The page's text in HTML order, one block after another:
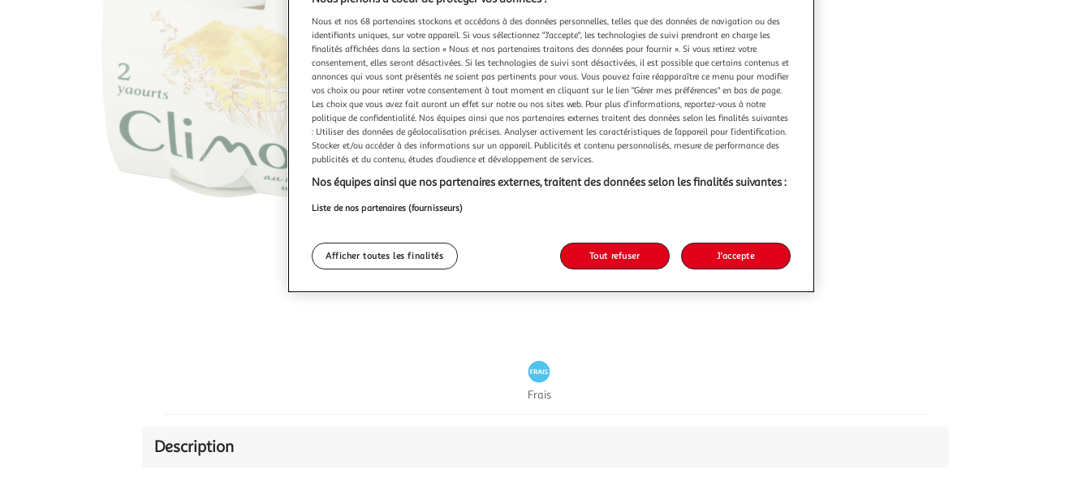
Frais
Description
Nous et nos 68 partenaires stockons et accédons à des données personnelles, telles que des données de navigation ou des
identifiants uniques, sur votre appareil. Si vous sélectionnez "J'accepte", les technologies de suivi prendront en charge les
finalités affichées dans la section « Nous et nos partenaires traitons des données pour fournir ». Si vous retirez votre
consentement, elles seront désactivées. Si les technologies de suivi sont désactivées, il est possible que certains contenus et
annonces qui vous sont présentés ne soient pas pertinents pour vous. Vous pouvez faire réapparaître ce menu pour modifier
vos choix ou pour retirer votre consentement à tout moment en cliquant sur le lien "Gérer mes préférences" en bas de page.
Les choix que vous avez fait auront un effet sur notre ou nos sites web. Pour plus d’informations, reportez-vous à notre
politique de confidentialité. Nos équipes ainsi que nos partenaires externes traitent des données selon les finalités suivantes
: Utiliser des données de géolocalisation précises. Analyser activement les caractéristiques de l’appareil pour l’identification.
Stocker et/ou accéder à des informations sur un appareil. Publicités et contenu personnalisés, mesure de performance des
publicités et du contenu, études d’audience et développement de services.
Nos équipes ainsi que nos partenaires externes, traitent des données selon les finalités suivantes :
Liste de nos partenaires (fournisseurs)
Afficher toutes les finalités Tout refuser J'accepte